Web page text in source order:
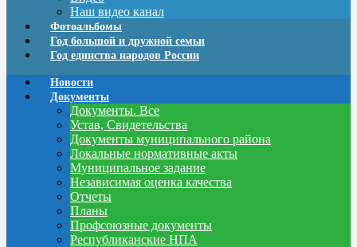
Наш видео канал
Фотоальбомы
Год большой и дружной семьи
Год единства народов России
Новости
Документы
Документы. Все
Устав, Свидетельства
Документы муниципального района
Локальные нормативные акты
Муниципальное задание
Независимая оценка качества
Отчеты
Планы
Профсоюзные документы
Республиканские НПА